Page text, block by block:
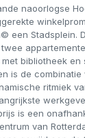
naoorlogse
een Stadsplein.
bibliotheek
is de
ritmiek
is een
van